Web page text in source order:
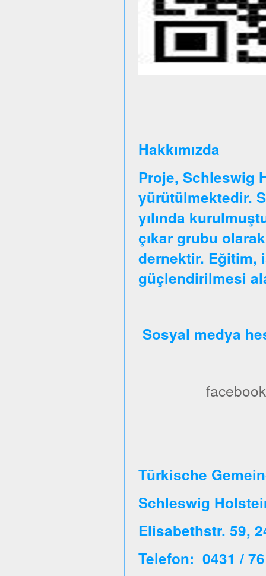
Hakkımızda
Proje, Schleswig
yürütülmektedir.
yılında
çıkar grubu
dernektir. Eğitim,
güçlendirilmesi
Sosyal medya
Türkische
Schleswig
Elisabethstr. 59,
Telefon: 0431 /